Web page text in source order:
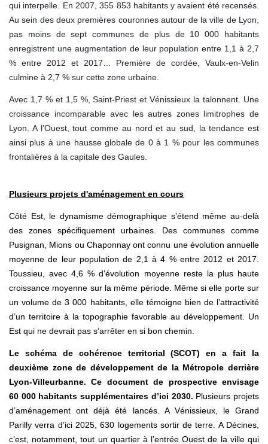
qui interpelle. En 2007, 355 853 habitants y avaient été recensés.
Au sein des deux premières couronnes autour de la ville de Lyon,
pas moins de sept communes de plus de 10 000 habitants
enregistrent une augmentation de leur population entre 1,1 à 2,7
% entre 2012 et 2017… Première de cordée, Vaulx-en-Velin
culmine à 2,7 % sur cette zone urbaine.
Avec 1,7 % et 1,5 %, Saint-Priest et Vénissieux la talonnent. Une
croissance incomparable avec les autres zones limitrophes de
Lyon. A l’Ouest, tout comme au nord et au sud, la tendance est
ainsi plus à une hausse globale de 0 à 1 % pour les communes
frontalières à la capitale des Gaules.
Plusieurs projets d'aménagement en cours
Côté Est, le dynamisme démographique s’étend même au-delà
des zones spécifiquement urbaines. Des communes comme
Pusignan, Mions ou Chaponnay ont connu une évolution annuelle
moyenne de leur population de 2,1 à 4 % entre 2012 et 2017.
Toussieu, avec 4,6 % d’évolution moyenne reste la plus haute
croissance moyenne sur la même période. Même si elle porte sur
un volume de 3 000 habitants, elle témoigne bien de l’attractivité
d’un territoire à la topographie favorable au développement. Un
Est qui ne devrait pas s’arrêter en si bon chemin.
Le schéma de cohérence territorial (SCOT) en a fait la
deuxième zone de développement de la Métropole derrière
Lyon-Villeurbanne. Ce document de prospective envisage
60 000 habitants supplémentaires d’ici 2030. Plusieurs projets
d’aménagement ont déjà été lancés. A Vénissieux, le Grand
Parilly verra d’ici 2025, 630 logements sortir de terre. A Décines,
c’est, notamment, tout un quartier à l’entrée Ouest de la ville qui